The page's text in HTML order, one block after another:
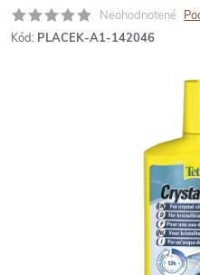
Neohodnotené
Kód: PLACEK-A1-142046